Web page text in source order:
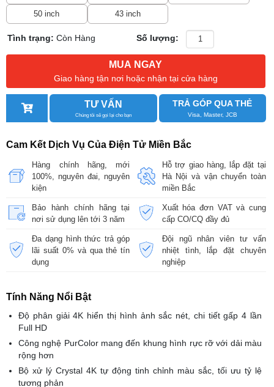
50 inch 43 inch
Tình trạng:Còn Hàng Số lượng:
MUA NGAY
Giao hàng tận nơi hoặc nhận tại cửa hàng
TƯ VẤN
Chúng tôi sẽ gọi lại cho bạn
TRẢ GÓP QUA THẺ
Visa, Master, JCB
Cam Kết Dịch Vụ Của Điện Tử Miền Bắc
Hàng chính hãng, mới
100%, nguyên đai, nguyên
kiện
Hỗ trợ giao hàng, lắp đặt tại
Hà Nội và vận chuyển toàn
miền Bắc
Bảo hành chính hãng tại
nơi sử dụng lên tới 3 năm
Xuất hóa đơn VAT và cung
cấp CO/CQ đầy đủ
Đa dạng hình thức trả góp
lãi suất 0% và qua thẻ tín
dụng
Đội ngũ nhân viên tư vấn
nhiệt tình, lắp đặt chuyên
nghiệp
Tính Năng Nổi Bật
Độ phân giải 4K hiển thị hình ảnh sắc nét, chi tiết gấp 4 lần
Full HD
Công nghệ PurColor mang đến khung hình rực rỡ với dải màu
rộng hơn
Bộ xử lý Crystal 4K tự động tinh chỉnh màu sắc, tối ưu tỷ lệ
tương phản